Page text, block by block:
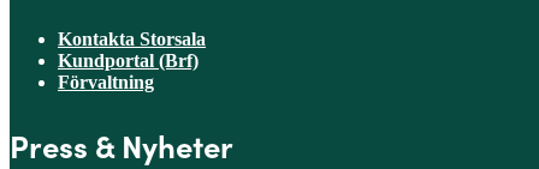
Kontakta Storsala
Kundportal (Brf)
Förvaltning
Press & Nyheter